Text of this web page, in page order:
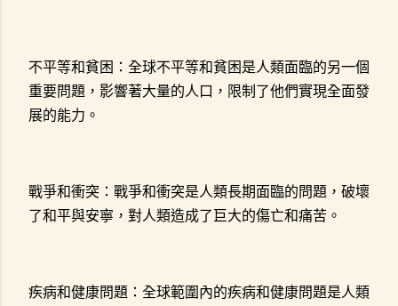
不平等和貧困：全球不平等和貧困是人類面臨的另一個
重要問題，影響著大量的人口，限制了他們實現全面發
展的能力。
戰爭和衝突：戰爭和衝突是人類長期面臨的問題，破壞
了和平與安寧，對人類造成了巨大的傷亡和痛苦。
疾病和健康問題：全球範圍內的疾病和健康問題是人類